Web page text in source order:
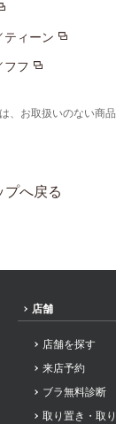
ティーン
フフ
、お取扱いのない商
プへ戻る
店舗
店舗を探す
来店予約
ブラ無料診断
取り置き・取